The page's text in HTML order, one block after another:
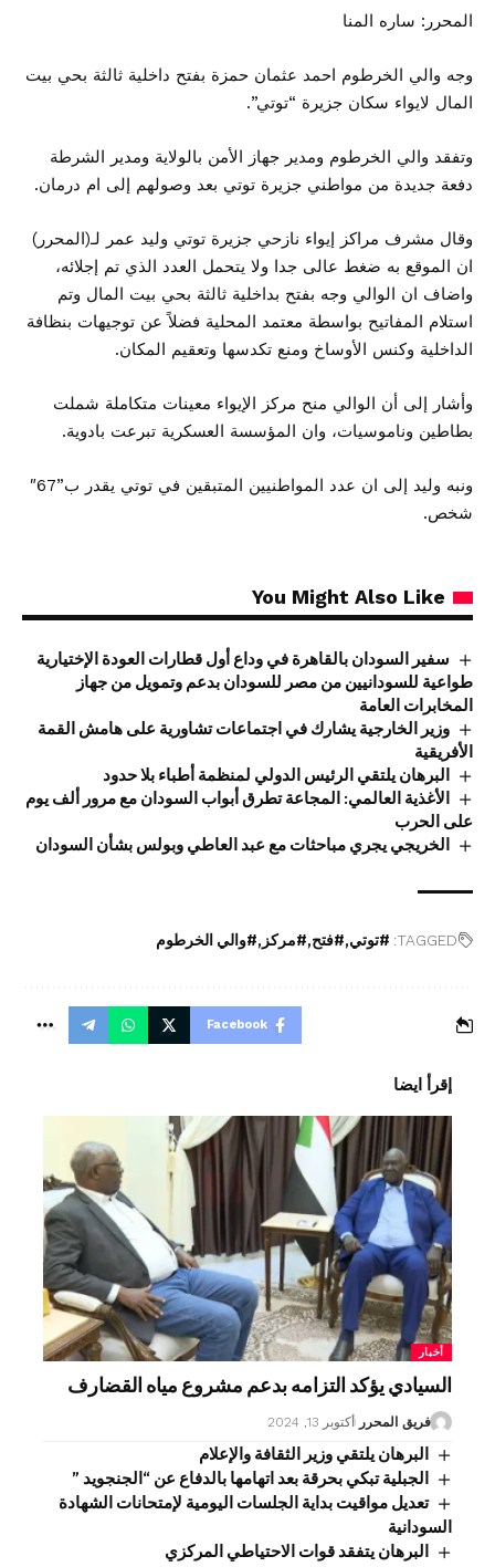
المحرر: ساره المنا
وجه والي الخرطوم احمد عثمان حمزة بفتح داخلية ثالثة بحي بيت
المال لايواء سكان جزيرة “توتي”.
وتفقد والي الخرطوم ومدير جهاز الأمن بالولاية ومدير الشرطة
دفعة جديدة من مواطني جزيرة توتي بعد وصولهم إلى ام درمان.
وقال مشرف مراكز إيواء نازحي جزيرة توتي وليد عمر لـ(المحرر)
ان الموقع به ضغط عالى جدا ولا يتحمل العدد الذي تم إجلائه،
واضاف ان الوالي وجه بفتح بداخلية ثالثة بحي بيت المال وتم
استلام المفاتيح بواسطة معتمد المحلية فضلاً عن توجيهات بنظافة
الداخلية وكنس الأوساخ ومنع تكدسها وتعقيم المكان.
وأشار إلى أن الوالي منح مركز الإيواء معينات متكاملة شملت
بطاطين وناموسيات، وان المؤسسة العسكرية تبرعت بادوية.
ونبه وليد إلى ان عدد المواطنيين المتبقين في توتي يقدر ب”67″
شخص.
You Might Also Like
سفير السودان بالقاهرة في وداع أول قطارات العودة الإختيارية
طواعية للسودانيين من مصر للسودان بدعم وتمويل من جهاز
المخابرات العامة
وزير الخارجية يشارك في اجتماعات تشاورية على هامش القمة
الأفريقية
البرهان يلتقي الرئيس الدولي لمنظمة أطباء بلا حدود
الأغذية العالمي: المجاعة تطرق أبواب السودان مع مرور ألف يوم
على الحرب
الخريجي يجري مباحثات مع عبد العاطي وبولس بشأن السودان
TAGGED: #توتي #فتح #مركز #والي الخرطوم
Facebook
إقرأ ايضا
أخبار
السيادي يؤكد التزامه بدعم مشروع مياه القضارف
فريق المحرر أكتوبر 13, 2024
البرهان يلتقي وزير الثقافة والإعلام
الجبلية تبكي بحرقة بعد اتهامها بالدفاع عن “الجنجويد ”
تعديل مواقيت بداية الجلسات اليومية لإمتحانات الشهادة
السودانية
البرهان يتفقد قوات الاحتياطي المركزي